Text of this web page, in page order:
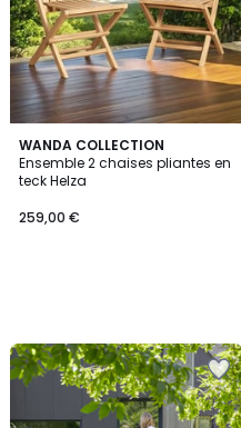
WANDA COLLECTION
Ensemble 2 chaises pliantes en
teck Helza
259,00 €